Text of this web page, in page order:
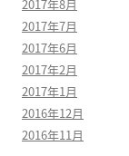
2017年8月
2017年7月
2017年6月
2017年2月
2017年1月
2016年12月
2016年11月